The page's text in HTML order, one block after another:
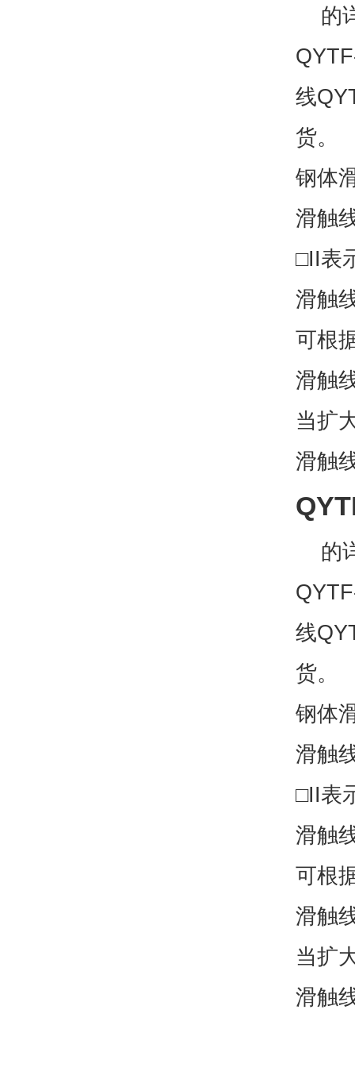
的
线
货。
钢体
滑触
□II表
滑触
可根
滑触
当扩
滑触
的
线
货。
钢体
滑触
□II表
滑触
可根
滑触
当扩
滑触